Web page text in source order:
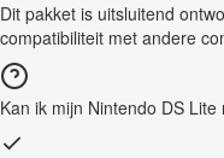
Dit pakket is uitsluitend
compatibiliteit met andere
Kan ik mijn Nintendo DS